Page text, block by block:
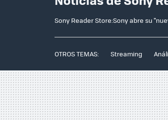
Sony Reader Store:Sony abre su
OTROS TEMAS: Streaming